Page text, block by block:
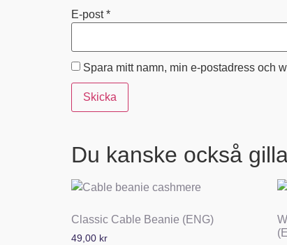
E-post*
Spara mitt namn, min e-postadress och
Du kanske också
Classic Cable Beanie (ENG)
49,00 kr